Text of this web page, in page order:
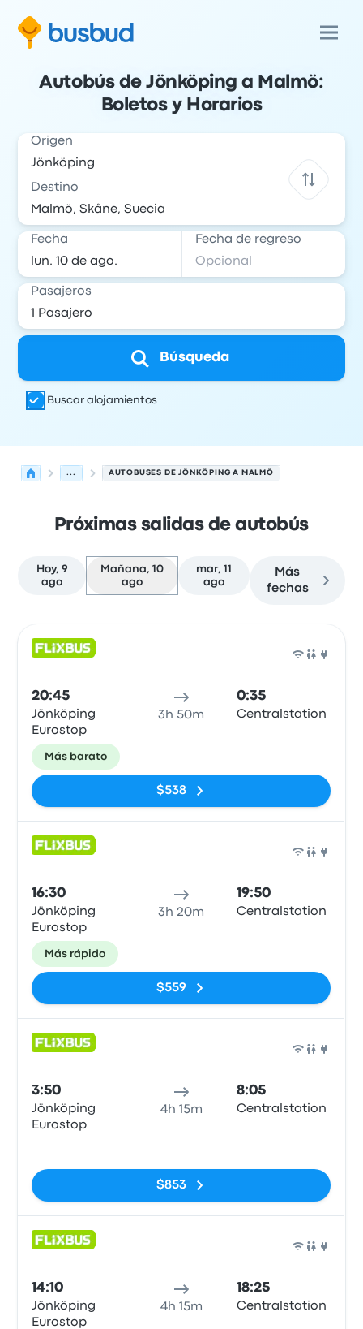
Autobús de Jönköping a Malmö:
Boletos y Horarios
Origen
Destino
Fecha Fecha de regreso
Pasajeros
Búsqueda
Buscar alojamientos
... AUTOBUSES DE JÖNKÖPING A MALMÖ
Próximas salidas de autobús
Hoy, 9
ago
Mañana, 10
ago
mar, 11
ago
Más
fechas
20:45
Jönköping
Eurostop
3h 50m
0:35
Centralstation
Más barato
$538
16:30
Jönköping
Eurostop
3h 20m
19:50
Centralstation
Más rápido
$559
3:50
Jönköping
Eurostop
4h 15m
8:05
Centralstation
$853
14:10
Jönköping
Eurostop
4h 15m
18:25
Centralstation